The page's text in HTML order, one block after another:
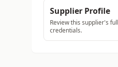
Supplier Profile
Review this supplier's
credentials.